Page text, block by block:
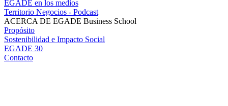
EGADE en los medios
Territorio Negocios - Podcast
ACERCA DE EGADE Business School
Propósito
Sostenibilidad e Impacto Social
EGADE 30
Contacto